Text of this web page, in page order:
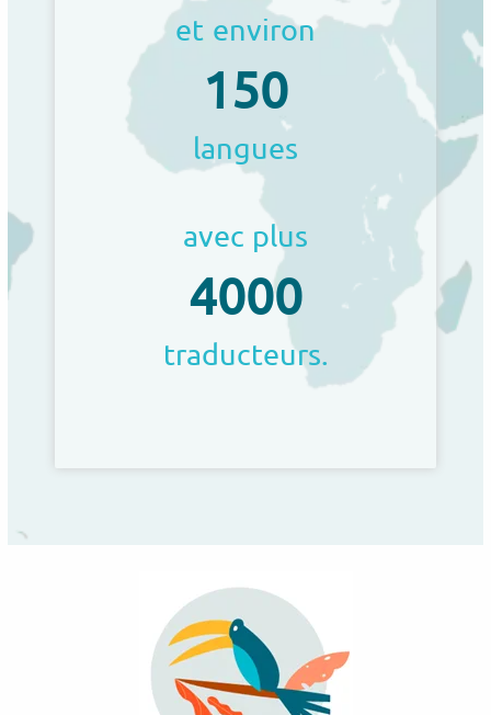
et environ
150
langues
avec plus
4000
traducteurs.